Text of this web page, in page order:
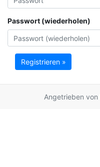
Passwort (wiederholen)
Registrieren »
Angetrieben von